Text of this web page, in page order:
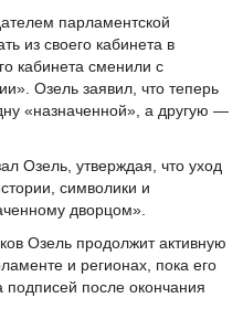
парламентской
из своего кабинета в
кабинета сменили с
Озель заявил, что теперь
«назначенной», а другую —
Озель, утверждая, что уход
символики и
дворцом».
Озель продолжит активную
и регионах, пока его
подписей после окончания